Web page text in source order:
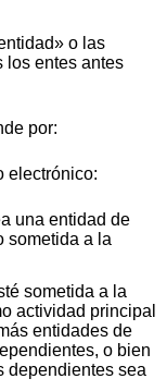
o las
los entes antes
por:
electrónico:
una entidad de
sometida a la
sometida a la
actividad principal
entidades de
o bien
dependientes sea